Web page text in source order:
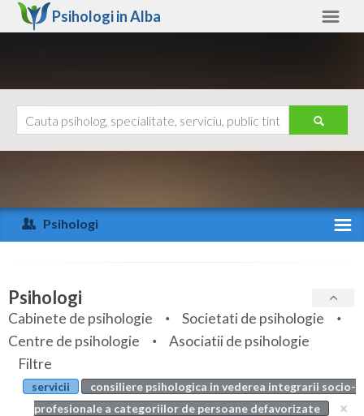
Psihologi inAlba
Arad
Arges
Bihor
Bistrita-Nasaud
Botosani
Braila
Ajutor
Psihologi
Specialitati
Servicii
Articole
Evenimente
Psihologi
Cabinete de psihologie
Societati de psihologie
Centre de psihologie
Asociatii de psihologie
Filtre
servicii
consiliere psihologica in vederea integrarii socio-
profesionale a categoriilor de persoane defavorizate